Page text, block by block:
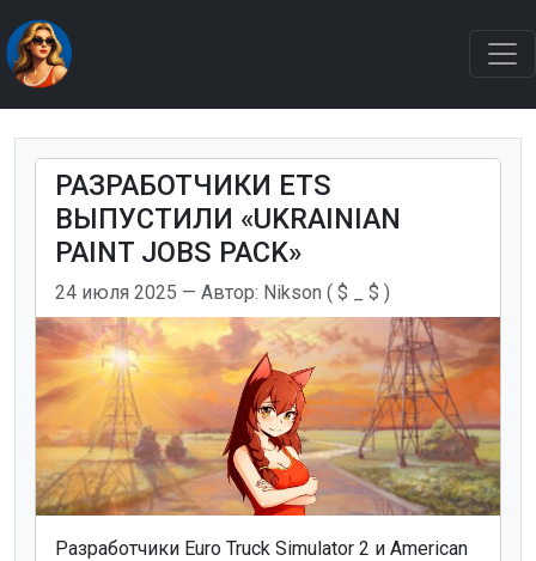
РАЗРАБОТЧИКИ ETS
ВЫПУСТИЛИ «UKRAINIAN
PAINT JOBS PACK»
24 июля 2025 — Автор: Nikson ( $ _ $ )
Разработчики Euro Truck Simulator 2 и American